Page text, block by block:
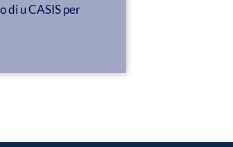
di u CASIS per